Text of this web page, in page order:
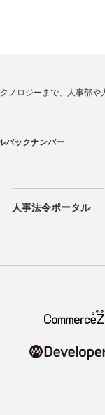
ノロジーまで、人事部
バックナンバー
人事法令ポータル